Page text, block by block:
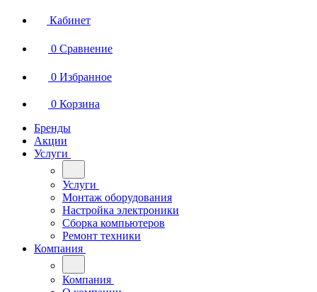
Кабинет
0 Сравнение
0 Избранное
0 Корзина
Бренды
Акции
Услуги
Услуги
Монтаж оборудования
Настройка электроники
Сборка компьютеров
Ремонт техники
Компания
Компания